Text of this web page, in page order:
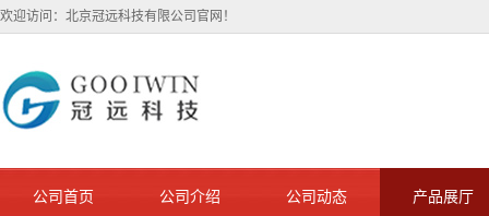
欢迎访问：北京冠远科技有限公司官网！
公司首页 公司介绍 公司动态 产品展厅